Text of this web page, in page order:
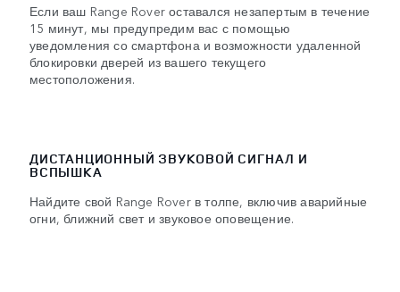
Если ваш Range Rover оставался незапертым в течение
15 минут, мы предупредим вас с помощью
уведомления со смартфона и возможности удаленной
блокировки дверей из вашего текущего
местоположения.
ДИСТАНЦИОННЫЙ ЗВУКОВОЙ СИГНАЛ И
ВСПЫШКА
Найдите свой Range Rover в толпе, включив аварийные
огни, ближний свет и звуковое оповещение.